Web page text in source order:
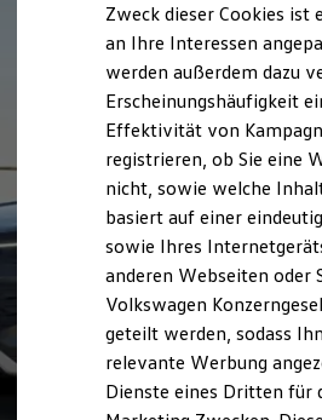
Laden
Laden unterwegs
Laden Zuhause
Ladezeitensimulator
Batterie
Sicherheit
Garantie und
Nachhaltigkeit
Technologie
Kosten und Kauf
Verbrauchskosten
Kaufoptionen
E-Auto-Förderung
Software und
Die ID. Software 6
ID. Software
Digitale Extras
Schnittstellen zu
Zweck dieser Cookies ist
an Ihre Interessen
werden außerdem dazu
Erscheinungshäufigkeit
Effektivität von
registrieren, ob Sie eine
nicht, sowie welche
basiert auf einer
sowie Ihres
anderen Webseiten oder
Volkswagen
geteilt werden, sodass
relevante Werbung
Dienste eines Dritten für